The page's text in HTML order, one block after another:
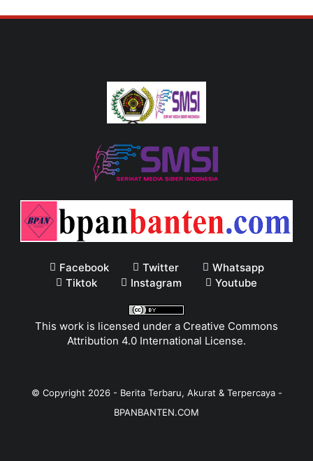
Facebook Twitter
Whatsapp
Tiktok
Instagram Youtube
This work is licensed under a Creative Commons
Attribution 4.0 International License.
© Copyright 2026- Berita Terbaru, Akurat & Terpercaya -
BPANBANTEN.COM